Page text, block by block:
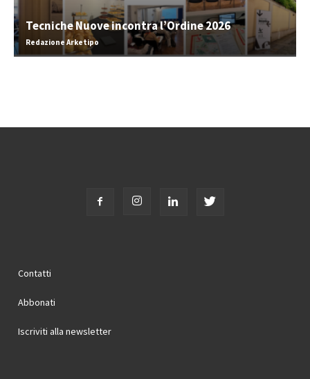
Tecniche Nuove incontra l’Ordine 2026
Redazione Arketipo
Contatti
Abbonati
Iscriviti alla newsletter